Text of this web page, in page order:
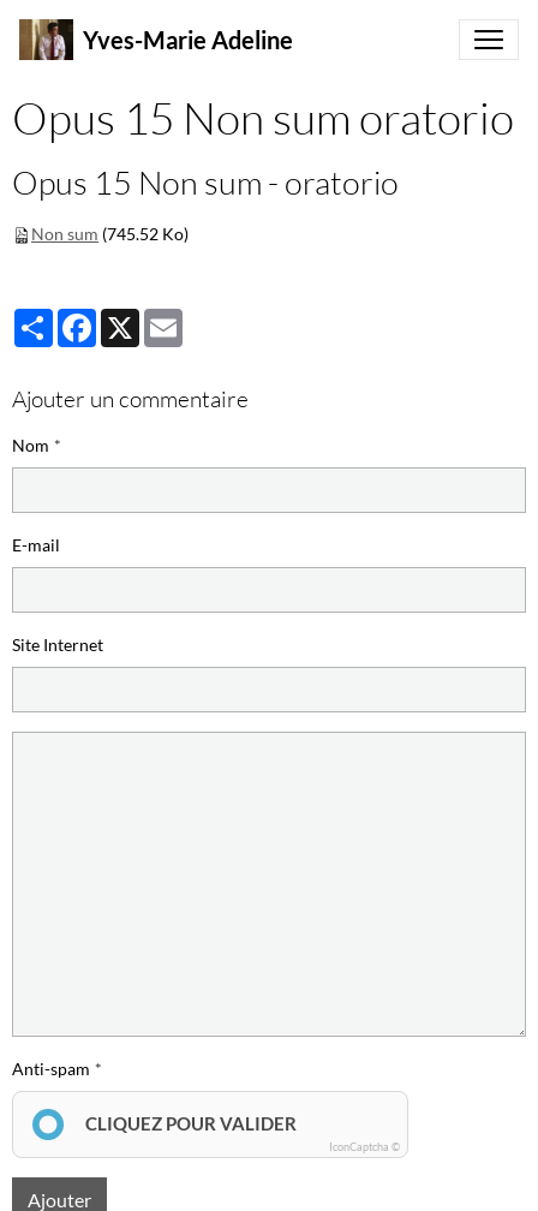
Yves-Marie Adeline
Opus 15 Non sum oratorio
Opus 15 Non sum - oratorio
Non sum (745.52 Ko)
PartagerFacebook
X
Ajouter un commentaire
Nom
E-mail
Site Internet
Anti-spam
CLIQUEZ POUR VALIDER
IconCaptcha ©
Ajouter